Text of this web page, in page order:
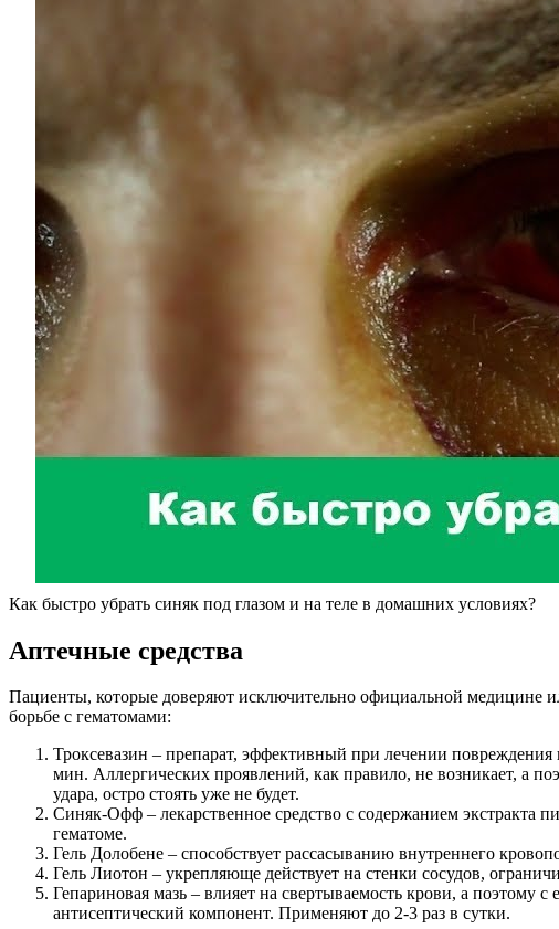
Как быстро убрать синяк под глазом и на теле в домашних условиях?
Аптечные средства
Пациенты, которые доверяют исключительно официальной медицине
борьбе с гематомами:
Троксевазин – препарат, эффективный при лечении
мин. Аллергических проявлений, как правило, не возникает, а
удара, остро стоять уже не будет.
Синяк-Офф – лекарственное средство с содержанием экстракта
гематоме.
Гель Долобене – способствует рассасыванию внутреннего
Гель Лиотон – укрепляюще действует на стенки сосудов,
Гепариновая мазь – влияет на свертываемость крови, а поэтому
антисептический компонент. Применяют до 2-3 раз в сутки.